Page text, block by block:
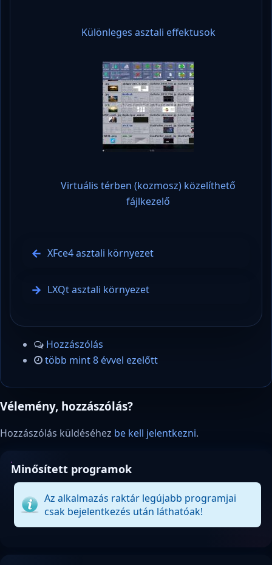
Különleges asztali effektusok
Virtuális térben (kozmosz) közelíthető
fájlkezelő
XFce4 asztali környezet
LXQt asztali környezet
Hozzászólás
több mint 8 évvel ezelőtt
Vélemény, hozzászólás?
Hozzászólás küldéséhez be kell jelentkezni.
Minősített programok
Az alkalmazás raktár legújabb programjai
csak bejelentkezés után láthatóak!